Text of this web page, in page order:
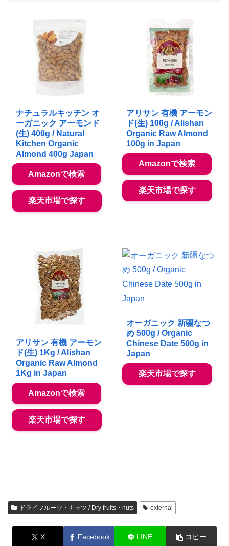
ナチュラルキッチン オ
ーガニック アーモンド
(生) 400g / Natural
Kitchen Organic
Almond 400g Japan
Amazonで検索
楽天市場で探す
アリサン 有機 アーモン
ド(生) 100g / Alishan
Organic Raw Almond
100g in Japan
Amazonで検索
楽天市場で探す
アリサン 有機 アーモン
ド(生) 1Kg / Alishan
Organic Raw Almond
1Kg in Japan
Amazonで検索
楽天市場で探す
オーガニック 新疆なつ
め 500g / Organic
Chinese Date 500g in
Japan
楽天市場で探す
ドライフルーツ・ナッツ / Dry fruits・nuts external
X Facebook LINE コピー